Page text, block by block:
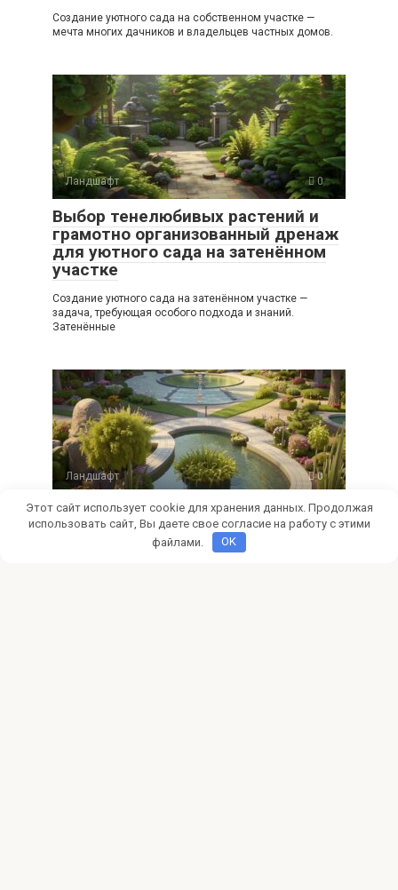
Создание уютного сада на собственном участке —
мечта многих дачников и владельцев частных домов.
Ландшафт 0
Выбор тенелюбивых растений и
грамотно организованный дренаж
для уютного сада на затенённом
участке
Создание уютного сада на затенённом участке —
задача, требующая особого подхода и знаний.
Затенённые
Ландшафт 0
Эргономика и красота: как
правильно сочетать дренаж и
зоны отдыха в саду
Этот сайт использует cookie для хранения данных. Продолжая
использовать сайт, Вы даете свое согласие на работу с этими
файлами.
OK